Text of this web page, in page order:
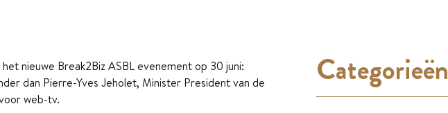
nieuwe Break2Biz ASBL evenement op 30 juni:
dan Pierre-Yves Jeholet, Minister President van de
web-tv.
Categorieën